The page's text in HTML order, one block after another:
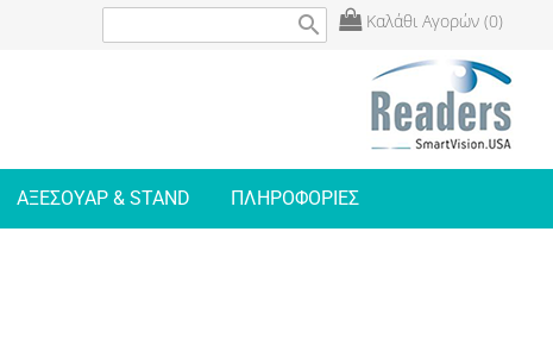
Καλάθι Αγορών (0)
search
ΑΞΕΣΟΥΑΡ & STAND ΠΛΗΡΟΦΟΡΙΕΣ